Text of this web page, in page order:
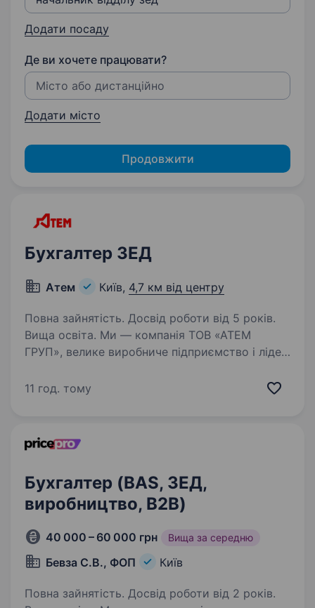
Додати посаду
Де ви хочете працювати?
Додати місто
Продовжити
Бухгалтер ЗЕД
Атем Київ, 4,7 км від центру
Повна зайнятість. Досвід роботи від 5 років.
Вища освіта. Ми — компанія ТОВ «АТЕМ
ГРУП», велике виробниче підприємство і лідер
Якщо ти маєш досвід у бухгалтерії
11 год. тому
Бухгалтер (BAS, ЗЕД,
виробництво, B2B)
40 000 – 60 000 грн Вища за середню
Бевза С.В., ФОП Київ
Повна зайнятість. Досвід роботи від 2 років.